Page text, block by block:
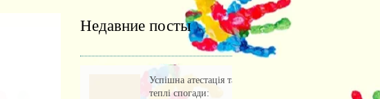
Недавние посты
Успішна атестація та
теплі спогади: